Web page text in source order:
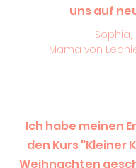
uns auf
Sophia,
Mama von
Ich habe meinen
den Kurs "Kleiner
Weihnachten